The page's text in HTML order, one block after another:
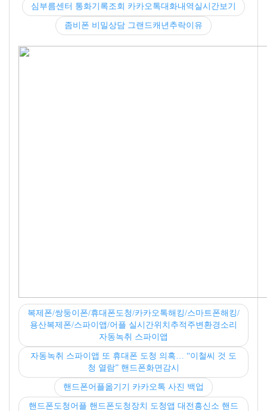
심부름센터 통화기록조회 카카오톡대화내역실시간보기
좀비폰 비밀상담 그랜드캐년추락이유
복제폰/쌍둥이폰/휴대폰도청/카카오톡해킹/스마트폰해킹/
용산복제폰/스파이앱/어플 실시간위치추적주변환경소리
자동녹취 스파이앱
자동녹취 스파이앱 또 휴대폰 도청 의혹… “이철씨 것 도
청 열람” 핸드폰화면감시
핸드폰어플옮기기 카카오톡 사진 백업
핸드폰도청어플 핸드폰도청장치 도청앱 대전흥신소 핸드